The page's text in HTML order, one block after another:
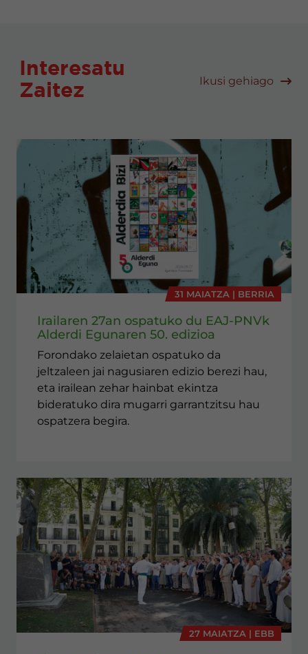
Interesatu
Zaitez
Ikusi gehiago
31 MAIATZA | BERRIA
Irailaren 27an ospatuko du EAJ-PNVk
Alderdi Egunaren 50. edizioa
Forondako zelaietan ospatuko da
jeltzaleen jai nagusiaren edizio berezi hau,
eta irailean zehar hainbat ekintza
bideratuko dira mugarri garrantzitsu hau
ospatzera begira.
27 MAIATZA | EBB